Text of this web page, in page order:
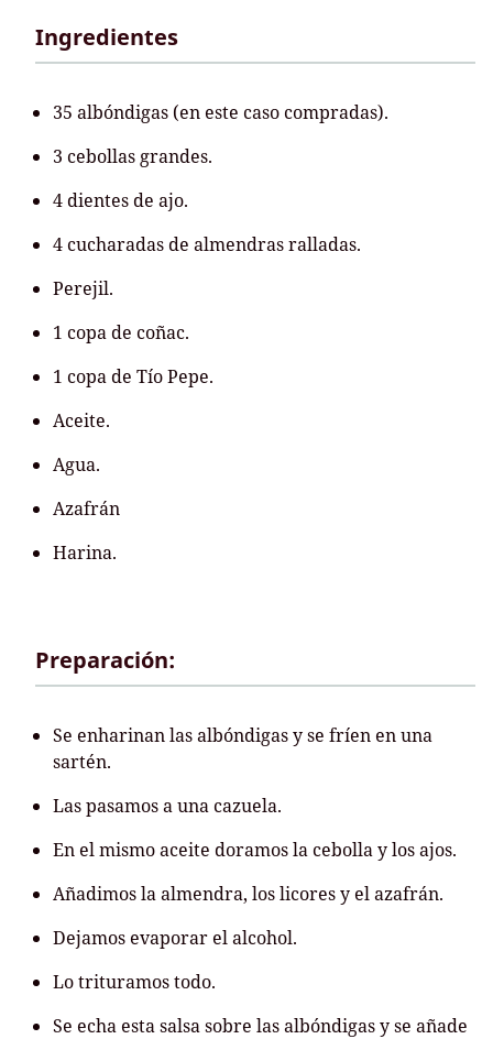
Ingredientes
35 albóndigas (en este caso compradas).
3 cebollas grandes.
4 dientes de ajo.
4 cucharadas de almendras ralladas.
Perejil.
1 copa de coñac.
1 copa de Tío Pepe.
Aceite.
Agua.
Azafrán
Harina.
Preparación:
Se enharinan las albóndigas y se fríen en una
sartén.
Las pasamos a una cazuela.
En el mismo aceite doramos la cebolla y los ajos.
Añadimos la almendra, los licores y el azafrán.
Dejamos evaporar el alcohol.
Lo trituramos todo.
Se echa esta salsa sobre las albóndigas y se añade